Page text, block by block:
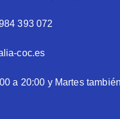
393 072
coc.es
a 20:00 y Martes